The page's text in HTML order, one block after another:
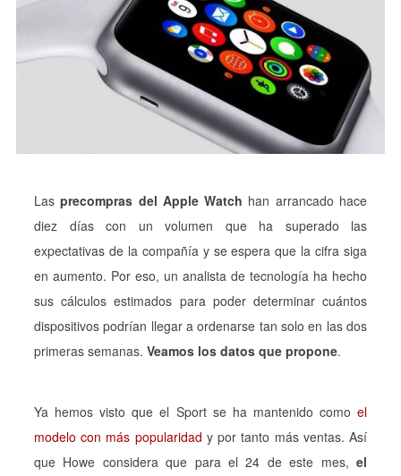
Lasprecompras del Apple Watch han arrancado hace
diez días con un volumen que ha superado las
expectativas de la compañía y se espera que la cifra siga
en aumento. Por eso, un analista de tecnología ha hecho
sus cálculos estimados para poder determinar cuántos
dispositivos podrían llegar a ordenarse tan solo en las dos
primeras semanas. Veamos los datos que propone.
Ya hemos visto que el Sport se ha mantenido como el
modelo con más popularidad y por tanto más ventas. Así
que Howe considera que para el 24 de este mes, el